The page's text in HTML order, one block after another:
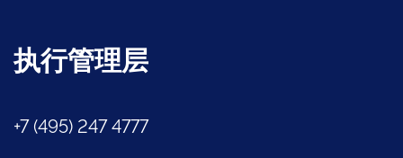
执行管理层
+7 (495) 247 4777